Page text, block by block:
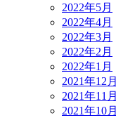
2022年5月
2022年4月
2022年3月
2022年2月
2022年1月
2021年12月
2021年11月
2021年10月